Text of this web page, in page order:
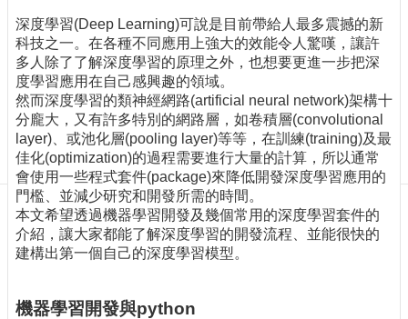
消
網
站
導
覽
最
新
消
息
關
於
深度學習(Deep Learning)可說是目前帶給人最多震撼的新
科技之一。在各種不同應用上強大的效能令人驚嘆，讓許
多人除了了解深度學習的原理之外，也想要更進一步把深
度學習應用在自己感興趣的領域。
然而深度學習的類神經網路(artificial neural network)架構十
分龐大，又有許多特別的網路層，如卷積層(convolutional
layer)、或池化層(pooling layer)等等，在訓練(training)及最
佳化(optimization)的過程需要進行大量的計算，所以通常
會使用一些程式套件(package)來降低開發深度學習應用的
門檻、並減少研究和開發所需的時間。
本文希望透過機器學習開發及幾個常用的深度學習套件的
介紹，讓大家都能了解深度學習的開發流程、並能很快的
建構出第一個自己的深度學習模型。
機器學習開發與python